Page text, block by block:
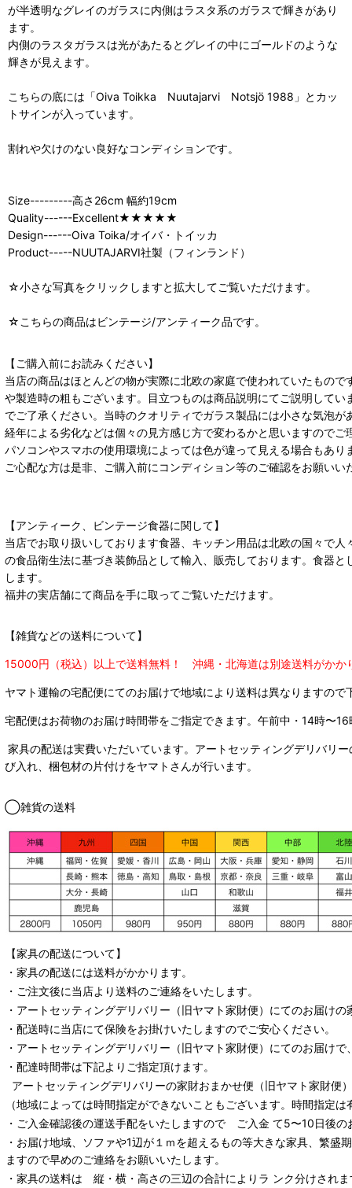
が半透明なグレイのガラスに内側はラスタ系のガラスで輝きがあり
ます。
内側のラスタガラスは光があたるとグレイの中にゴールドのような
輝きが見えます。
こちらの底には「Oiva Toikka Nuutajarvi Notsjö 1988」とカッ
トサインが入っています。
割れや欠けのない良好なコンディションです。
Size---------高さ26cm 幅約19cm
Quality------Excellent★★★★★
Design------Oiva Toika/オイバ・トイッカ
Product-----NUUTAJARVI社製（フィンランド）
☆小さな写真をクリックしますと拡大してご覧いただけます。
☆こちらの商品はビンテージ/アンティーク品です。
【ご購入前にお読みください】
当店の商品はほとんどの物が実際に北欧の家庭で使われていたもの
や製造時の粗もございます。目立つものは商品説明にてご説明して
でご了承ください。当時のクオリティでガラス製品には小さな気泡が
経年による劣化などは個々の見方感じ方で変わるかと思いますのでご
パソコンやスマホの使用環境によっては色が違って見える場合もあ
ご心配な方は是非、ご購入前にコンディション等のご確認をお願い
【アンティーク、ビンテージ食器に関して】
当店でお取り扱いしております食器、キッチン用品は北欧の国々で
の食品衛生法に基づき装飾品として輸入、販売しております。食器
します。
福井の実店舗にて商品を手に取ってご覧いただけます。
【雑貨などの送料について】
15000円（税込）以上で送料無料！ 沖縄・北海道は別途送料がかか
ヤマト運輸の宅配便にてのお届けで地域により送料は異なりますので
宅配便はお荷物のお届け時間帯をご指定できます。 午前中・14時〜
家具の配送は実費いただいています。アートセッティングデリバリ
び入れ、梱包材の片付けをヤマトさんが行います。
◯雑貨の送料
【家具の配送について】
・家具の配送には送料がかかります。
・ご注文後に当店より送料のご連絡をいたします。
・ アートセッティングデリバリー （旧ヤマト家財便） にてのお届けの
・配送時に当店にて保険をお掛けいたしますのでご安心ください。
・ アートセッティングデリバリー （旧ヤマト家財便） にてのお届けで
・配達時間帯は下記よりご指定頂けます。
アートセッティングデリバリーの家財おまかせ便 （旧ヤマト家財便
（地域によっては時間指定ができないこともございます。時間指定
・ご入金確認後の運送手配をいたしますので ご入金 て5〜10日後の
・お届け地域、ソファや1辺が１ｍを超えるもの等大きな家具、繁
ますので早めのご連絡をお願いいたします。
・家具の送料は 縦・横・高さの三辺の合計によりラ ンク分けされま